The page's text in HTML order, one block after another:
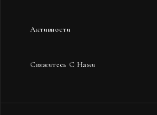
Активности
Свяжитесь С Нами